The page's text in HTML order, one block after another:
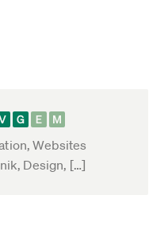
Websites
Design, […]